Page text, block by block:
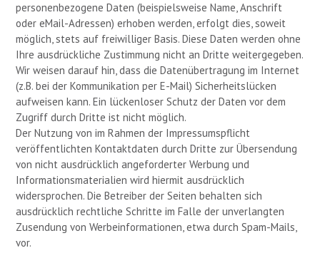
personenbezogene Daten (beispielsweise Name, Anschrift
oder eMail-Adressen) erhoben werden, erfolgt dies, soweit
möglich, stets auf freiwilliger Basis. Diese Daten werden ohne
Ihre ausdrückliche Zustimmung nicht an Dritte weitergegeben.
Wir weisen darauf hin, dass die Datenübertragung im Internet
(z.B. bei der Kommunikation per E-Mail) Sicherheitslücken
aufweisen kann. Ein lückenloser Schutz der Daten vor dem
Zugriff durch Dritte ist nicht möglich.
Der Nutzung von im Rahmen der Impressumspflicht
veröffentlichten Kontaktdaten durch Dritte zur Übersendung
von nicht ausdrücklich angeforderter Werbung und
Informationsmaterialien wird hiermit ausdrücklich
widersprochen. Die Betreiber der Seiten behalten sich
ausdrücklich rechtliche Schritte im Falle der unverlangten
Zusendung von Werbeinformationen, etwa durch Spam-Mails,
vor.